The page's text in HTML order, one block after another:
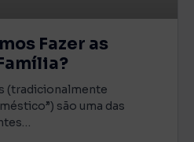
Fazer as
(tradicionalmente
são uma das